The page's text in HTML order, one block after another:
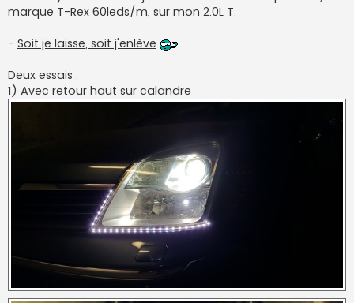
marque T-Rex 60leds/m, sur mon 2.0L T.
- Soit je laisse, soit j'enlève
Deux essais :
1) Avec retour haut sur calandre